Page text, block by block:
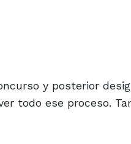
y posterior
todo ese proceso.